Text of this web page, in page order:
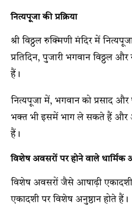
नित्यपूजा की प्रक्रिया
श्री विठ्ठल रुक्मिणी मंदिर में
प्रतिदिन, पुजारी भगवान विठ्ठल
हैं।
नित्यपूजा में, भगवान को प्रसाद और
भक्त भी इसमें भाग ले सकते हैं और
हैं।
विशेष अवसरों पर होने वाले धार्मिक
विशेष अवसरों जैसे आषाढ़ी एकादशी
एकादशी पर विशेष अनुष्ठान होते हैं।